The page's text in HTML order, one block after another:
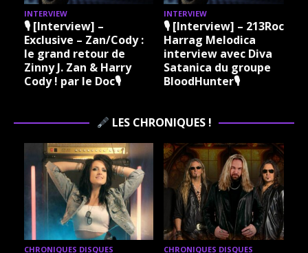
INTERVIEW
🎙 [Interview] –
Exclusive – Zan/Cody :
le grand retour de
Zinny J. Zan & Harry
Cody ! par le Doc🎙
INTERVIEW
🎙 [Interview] – 213Rock
Harrag Melodica
interview avec Diva
Satanica du groupe
BloodHunter🎙
LES CHRONIQUES !
CHRONIQUES DISQUES CHRONIQUES DISQUES